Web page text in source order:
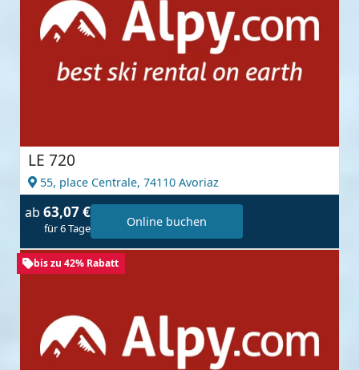
LE 720
55, place Centrale, 74110 Avoriaz
ab 63,07 €
für 6 Tage Online buchen
bis zu 42% Rabatt